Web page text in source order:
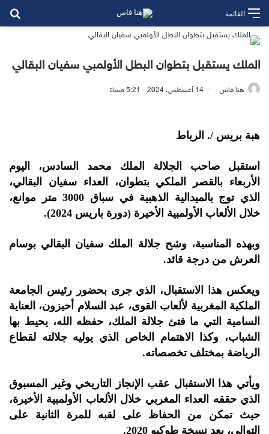
القائمة
الملك يستقبل بتطوان البطل الأولمبي سفيان البقالي
هنا فاس 14 أغسطس، 2024 - 5:21 مساءً
هبة بريس /. الرباط
استقبل صاحب الجلالة الملك محمد السادس، اليوم
الأربعاء بالقصر الملكي بتطوان، العداء سفيان البقالي،
الذي توج بالميدالية الذهبية في سباق 3000 متر موانع،
خلال الألعاب الأولمبية الأخيرة (دورة باريس 2024).
وبهذه المناسبة، وشح جلالة الملك سفيان البقالي بوسام
العرش من درجة قائد.
ويعكس هذا الاستقبال، الذي جرى بحضور رئيس الجامعة
الملكية المغربية لألعاب القوى، عبد السلام أحيزون، العناية
السامية التي ما فتئ جلالة الملك، حفظه الله، يحيط بها
الشباب، وكذا الاهتمام الخاص الذي يوليه جلالته لقطاع
الرياضة بمختلف تخصصاته.
ويأتي هذا الاستقبال عقب الإنجاز التاريخي وغير المسبوق
الذي حققه العداء المغربي خلال الألعاب الأولمبية الأخيرة،
حيث تمكن من الحفاظ على لقبه للمرة الثانية على
التوالي، بعد نسخة طوكيو 2020.